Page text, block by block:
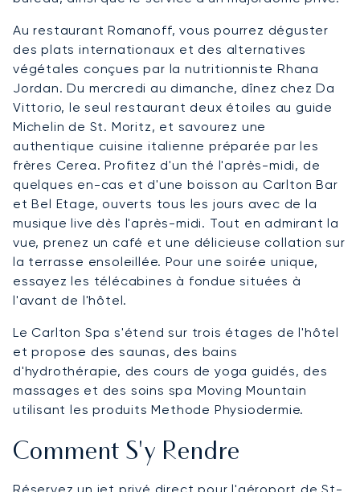
Au restaurant Romanoff, vous pourrez déguster
des plats internationaux et des alternatives
végétales conçues par la nutritionniste Rhana
Jordan. Du mercredi au dimanche, dînez chez Da
Vittorio, le seul restaurant deux étoiles au guide
Michelin de St. Moritz, et savourez une
authentique cuisine italienne préparée par les
frères Cerea. Profitez d'un thé l'après-midi, de
quelques en-cas et d'une boisson au Carlton Bar
et Bel Etage, ouverts tous les jours avec de la
musique live dès l'après-midi. Tout en admirant la
vue, prenez un café et une délicieuse collation sur
la terrasse ensoleillée. Pour une soirée unique,
essayez les télécabines à fondue situées à
l'avant de l'hôtel.
Le Carlton Spa s'étend sur trois étages de l'hôtel
et propose des saunas, des bains
d'hydrothérapie, des cours de yoga guidés, des
massages et des soins spa Moving Mountain
utilisant les produits Methode Physiodermie.
Comment S'y Rendre